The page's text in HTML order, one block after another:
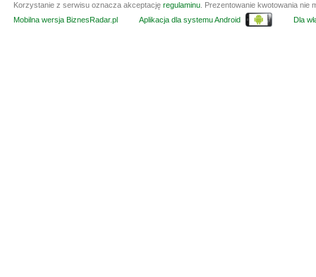
Korzystanie z serwisu oznacza akceptację regulaminu . Prezentowanie kwotowania
Mobilna wersja BiznesRadar.pl
Aplikacja dla systemu Android Dla